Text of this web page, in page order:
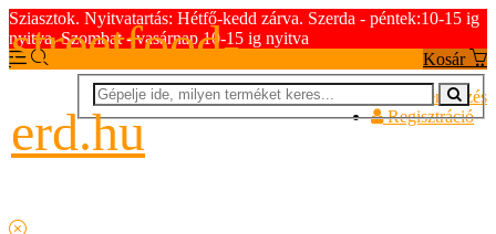
Sziasztok. Nyitvatartás: Hétfő-kedd zárva. Szerda - péntek:10-15 ig
nyitva. Szombat - vasárnap 10-15 ig nyitva
Kosár
Bejelentkezés
Regisztráció
streetfood-
erd.hu